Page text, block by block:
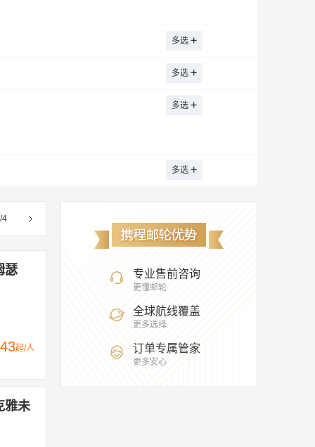
多选
多选
多选
多选
/4
瑟
起/人
雅未
专业售前咨询
更懂邮轮
全球航线覆盖
更多选择
订单专属管家
更多安心